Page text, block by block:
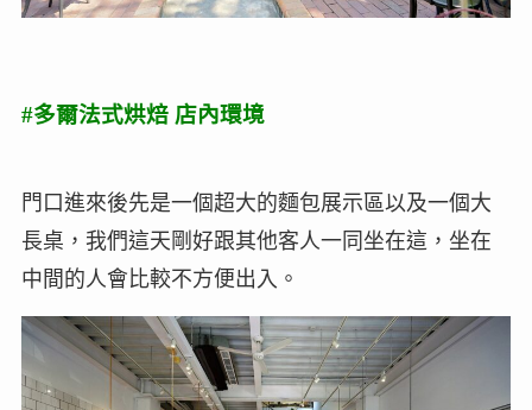
#多爾法式烘焙 店內環境
門口進來後先是一個超大的麵包展示區以及一個大
長桌，我們這天剛好跟其他客人一同坐在這，坐在
中間的人會比較不方便出入。